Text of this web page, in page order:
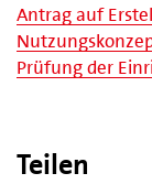
Antrag auf
Prüfung der
Teilen